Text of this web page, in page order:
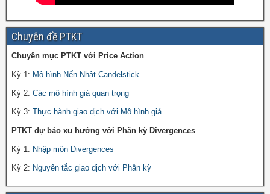
Chuyên đề PTKT
Chuyên mục PTKT với Price Action
Kỳ 1: Mô hình Nến Nhật Candelstick
Kỳ 2: Các mô hình giá quan trọng
Kỳ 3: Thực hành giao dịch với Mô hình giá
PTKT dự báo xu hướng với Phân kỳ Divergences
Kỳ 1: Nhập môn Divergences
Kỳ 2: Nguyên tắc giao dịch với Phân kỳ